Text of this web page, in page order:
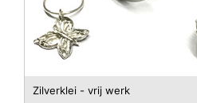
Zilverklei - vrij werk